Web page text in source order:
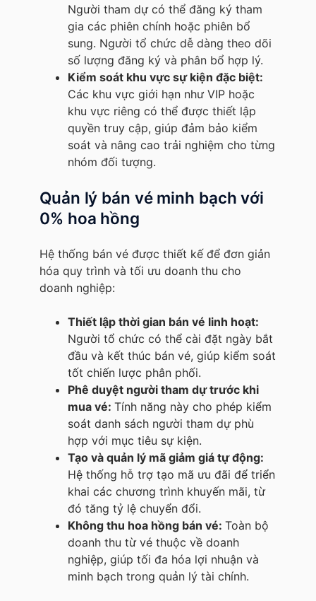
Người tham dự có thể đăng ký tham
gia các phiên chính hoặc phiên bổ
sung. Người tổ chức dễ dàng theo dõi
số lượng đăng ký và phân bổ hợp lý.
Kiểm soát khu vực sự kiện đặc biệt:
Các khu vực giới hạn như VIP hoặc
khu vực riêng có thể được thiết lập
quyền truy cập, giúp đảm bảo kiểm
soát và nâng cao trải nghiệm cho từng
nhóm đối tượng.
Quản lý bán vé minh bạch với
0% hoa hồng
Hệ thống bán vé được thiết kế để đơn giản
hóa quy trình và tối ưu doanh thu cho
doanh nghiệp:
Thiết lập thời gian bán vé linh hoạt:
Người tổ chức có thể cài đặt ngày bắt
đầu và kết thúc bán vé, giúp kiểm soát
tốt chiến lược phân phối.
Phê duyệt người tham dự trước khi
mua vé: Tính năng này cho phép kiểm
soát danh sách người tham dự phù
hợp với mục tiêu sự kiện.
Tạo và quản lý mã giảm giá tự động:
Hệ thống hỗ trợ tạo mã ưu đãi để triển
khai các chương trình khuyến mãi, từ
đó tăng tỷ lệ chuyển đổi.
Không thu hoa hồng bán vé: Toàn bộ
doanh thu từ vé thuộc về doanh
nghiệp, giúp tối đa hóa lợi nhuận và
minh bạch trong quản lý tài chính.